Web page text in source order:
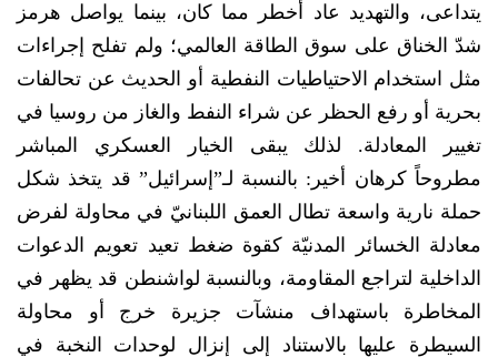
يتداعى، والتهديد عاد أخطر مما كان، بينما يواصل هرمز
شدّ الخناق على سوق الطاقة العالمي؛ ولم تفلح إجراءات
مثل استخدام الاحتياطيات النفطية أو الحديث عن تحالفات
بحرية أو رفع الحظر عن شراء النفط والغاز من روسيا في
تغيير المعادلة. لذلك يبقى الخيار العسكري المباشر
مطروحاً كرهان أخير: بالنسبة لـ”إسرائيل” قد يتخذ شكل
حملة نارية واسعة تطال العمق اللبنانيّ في محاولة لفرض
معادلة الخسائر المدنيّة كقوة ضغط تعيد تعويم الدعوات
الداخلية لتراجع المقاومة، وبالنسبة لواشنطن قد يظهر في
المخاطرة باستهداف منشآت جزيرة خرج أو محاولة
السيطرة عليها بالاستناد إلى إنزال لوحدات النخبة في